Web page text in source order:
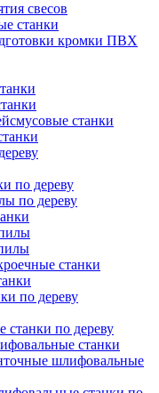
свесов
станки
кромки ПВХ
станки
по дереву
по дереву
станки
по дереву
по дереву
станки
шлифовальные